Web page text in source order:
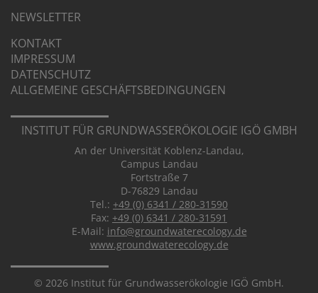
NEWSLETTER
KONTAKT
IMPRESSUM
DATEN­SCHUTZ
ALLGE­MEINE GESCHÄFTS­BE­DIN­GUNGEN
INSTITUT FÜR GRUND­WASSER­ÖKOLOGIE IGÖ GMBH
An der Universität Koblenz-Landau,
Campus Landau
Fortstraße 7
D-76829 Landau
Tel.: +49 (0) 6341 / 280-31590
Fax: +49 (0) 6341 / 280-31591
E-Mail: info@groundwaterecology.de
www.groundwaterecology.de
© 2026 Institut für Grundwasserökologie IGÖ GmbH.